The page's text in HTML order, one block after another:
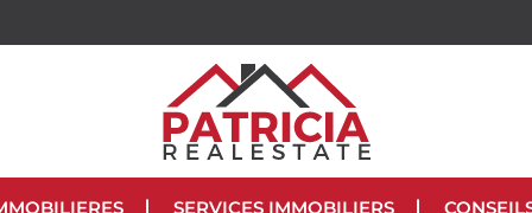
SERVICES IMMOBILIERS